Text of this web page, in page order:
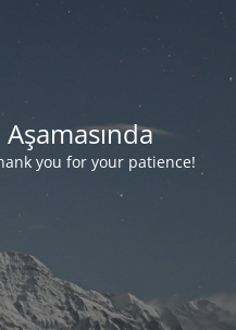
you for your patience!